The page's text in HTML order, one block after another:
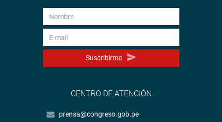
Suscribirme
CENTRO DE ATENCIÓN
prensa@congreso.gob.pe